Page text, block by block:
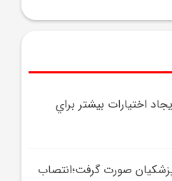
اختيارات بيشتر براي
صورت گرفت؛انتصاب